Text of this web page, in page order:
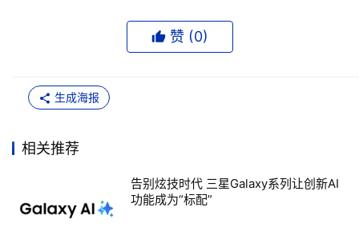
QLogic日前宣布将旗下的产品线切分成“大型企业类”和
Express 1400交换机、SANblade Express 200主机总线
适配器（HBA）、SANsurfer Express软件和SAN Express
匙）概念----即：提供一个解决方案，其中有80%的通用性
和适用性，给用户一种规范的应用模式?D?D设计的SAN
Express Starter Kit是与1台交换机、2个HBA、存储管理软
赞 (0)
生成海报
相关推荐
告别炫技时代 三星Galaxy系列让创新AI
功能成为“标配”